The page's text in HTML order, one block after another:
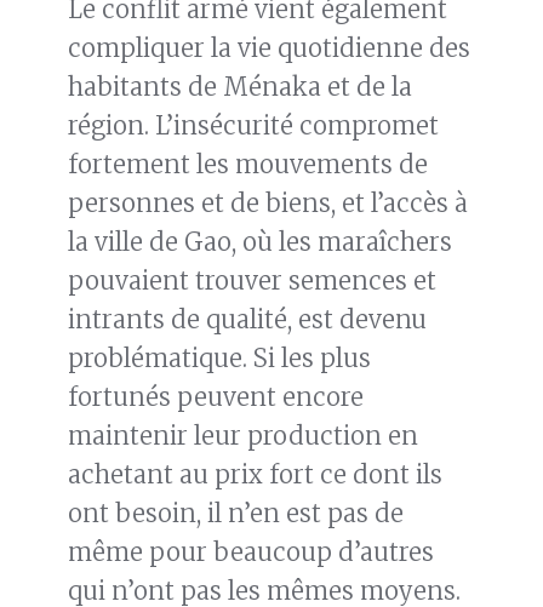
Le conflit armé vient également
compliquer la vie quotidienne des
habitants de Ménaka et de la
région. L’insécurité compromet
fortement les mouvements de
personnes et de biens, et l’accès à
la ville de Gao, où les maraîchers
pouvaient trouver semences et
intrants de qualité, est devenu
problématique. Si les plus
fortunés peuvent encore
maintenir leur production en
achetant au prix fort ce dont ils
ont besoin, il n’en est pas de
même pour beaucoup d’autres
qui n’ont pas les mêmes moyens.